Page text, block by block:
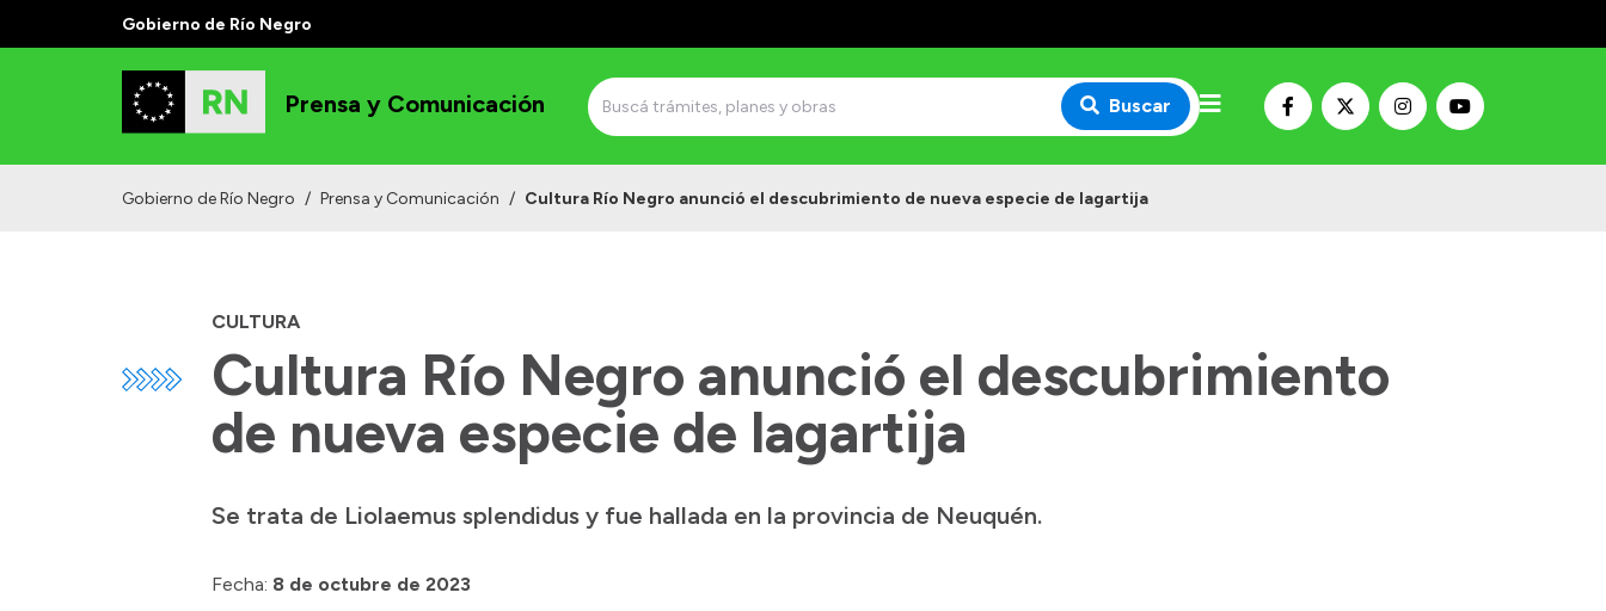
Gobierno de Río Negro
Prensa y Comunicación Buscar
Gobierno de Río Negro / Prensa y Comunicación / Cultura Río Negro anunció el descubrimiento de nueva especie de lagartija
CULTURA
Cultura Río Negro anunció el descubrimiento
de nueva especie de lagartija
Se trata de Liolaemus splendidus y fue hallada en la provincia de Neuquén.
Fecha: 8 de octubre de 2023